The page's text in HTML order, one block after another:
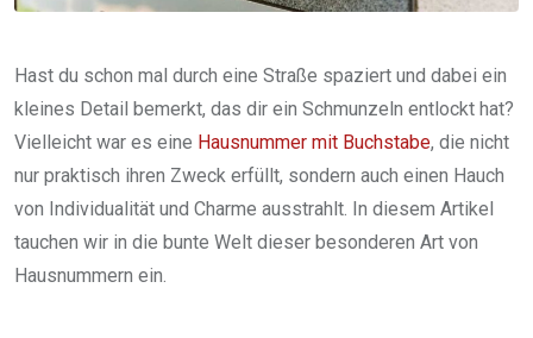
Hast du schon mal durch eine Straße spaziert und dabei ein
kleines Detail bemerkt, das dir ein Schmunzeln entlockt hat?
Vielleicht war es eine Hausnummer mit Buchstabe, die nicht
nur praktisch ihren Zweck erfüllt, sondern auch einen Hauch
von Individualität und Charme ausstrahlt. In diesem Artikel
tauchen wir in die bunte Welt dieser besonderen Art von
Hausnummern ein.